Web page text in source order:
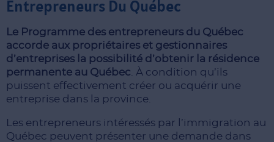
Entrepreneurs Du Québec
Le Programme des entrepreneurs du Québec
accorde aux propriétaires et gestionnaires
d’entreprises la possibilité d’obtenir la résidence
permanente au Québec . À condition qu’ils
puissent effectivement créer ou acquérir une
entreprise dans la province.
Les entrepreneurs intéressés par l’immigration au
Québec peuvent présenter une demande dans